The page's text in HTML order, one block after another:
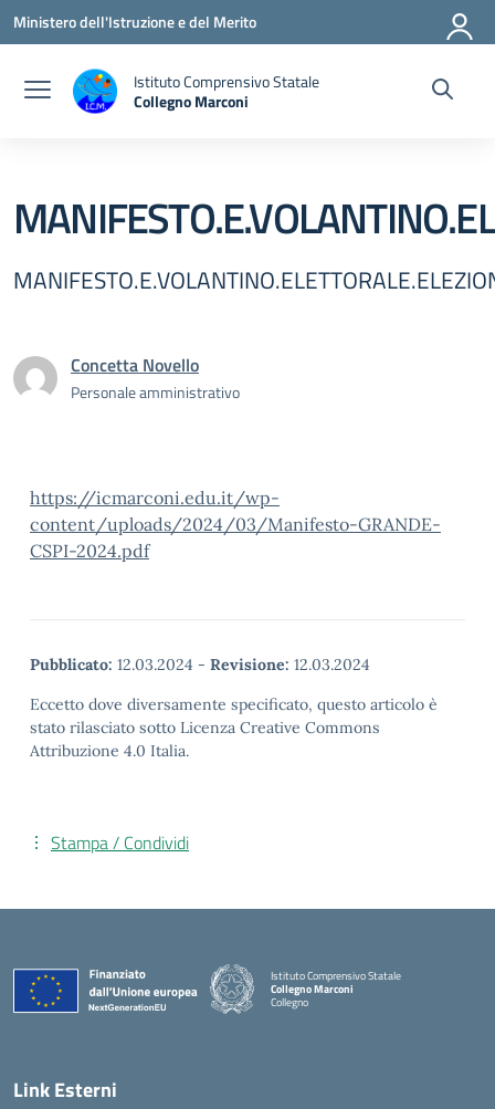
Vai ai contenuti
Vai al menu di navigazione
Vai al footer
Ministero dell'Istruzione e del Merito
Istituto Comprensivo Statale
Collegno Marconi
Concetta Novello
Personale amministrativo
https://icmarconi.edu.it/wp-
content/uploads/2024/03/Manifesto-GRANDE-
CSPI-2024.pdf
Pubblicato: 12.03.2024 - Revisione: 12.03.2024
Eccetto dove diversamente specificato, questo articolo è
stato rilasciato sotto Licenza Creative Commons
Attribuzione 4.0 Italia.
Stampa / Condividi
Istituto Comprensivo Statale
Collegno Marconi
Collegno
Link Esterni